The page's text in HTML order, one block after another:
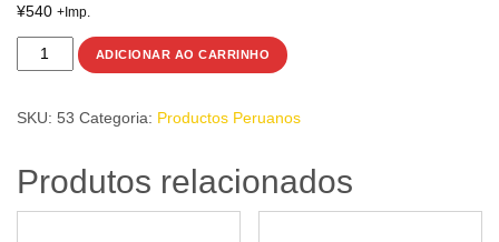
¥540 +Imp.
PANCA
297.6g
quantidade
ADICIONAR AO CARRINHO
SKU: 53 Categoria: Productos Peruanos
Produtos relacionados